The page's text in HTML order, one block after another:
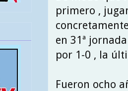
primero ,
en 31ª
por 1-0 , la
Fueron ocho